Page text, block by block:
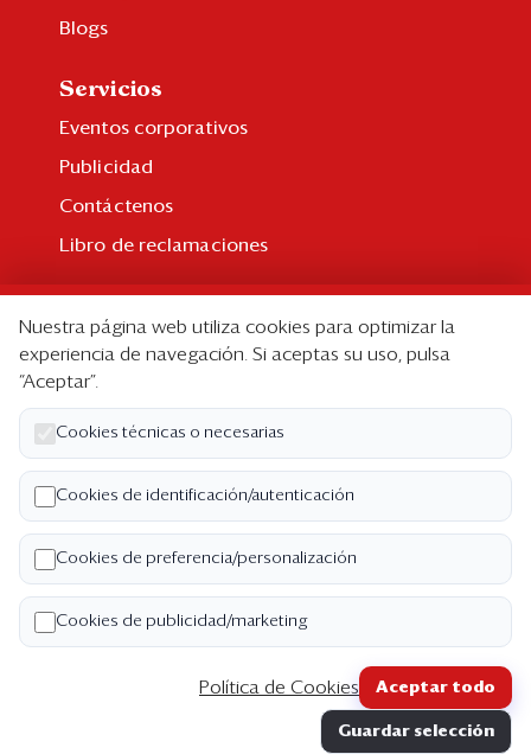
Blogs
Servicios
Eventos corporativos
Publicidad
Contáctenos
Libro de reclamaciones
Suscripción individual
Paquetes corporativos
Edición Impresa
Nosotros
Quiénes somos
Código de ética
Términos y Condiciones
Copyright ©2026 Semana Económica. Todos los
Nuestra página web utiliza cookies para optimizar la
experiencia de navegación. Si aceptas su uso, pulsa
“Aceptar”.
Cookies técnicas o necesarias
Cookies de identificación/autenticación
Cookies de preferencia/personalización
Cookies de publicidad/marketing
Política de Cookies Aceptar todo
Guardar selección